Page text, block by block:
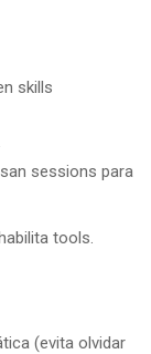
skills
sessions para
tools.
(evita olvidar